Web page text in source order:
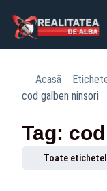
Acasă
cod galben ninsori
Tag:
Toate